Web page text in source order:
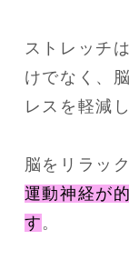
ストレッチ
けでなく、
レスを軽減
脳をリラッ
運動神経が
す 。